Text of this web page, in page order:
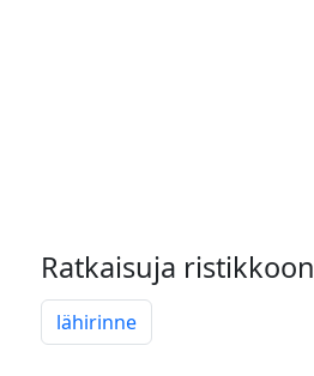
Ratkaisuja ristikkoon
lähirinne